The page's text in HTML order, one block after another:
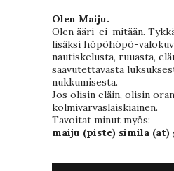
Olen Maiju.
Olen ääri-ei-mitään.
lisäksi höpöhöpö-
nautiskelusta, ruuasta,
saavutettavasta
nukkumisesta.
Jos olisin eläin, olisin
kolmivarvaslaiskiainen.
Tavoitat minut myös:
maiju (piste) simila (at)